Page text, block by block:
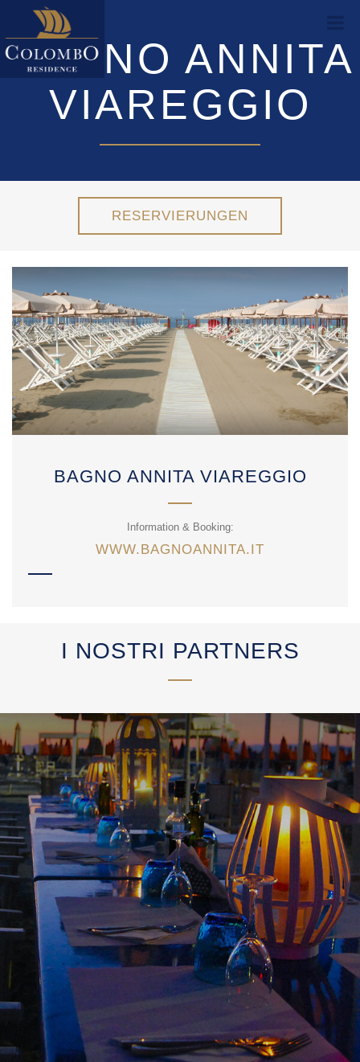
BAGNO ANNITA
VIAREGGIO
RESERVIERUNGEN
BAGNO ANNITA VIAREGGIO
Information & Booking:
WWW.BAGNOANNITA.IT
I NOSTRI PARTNERS